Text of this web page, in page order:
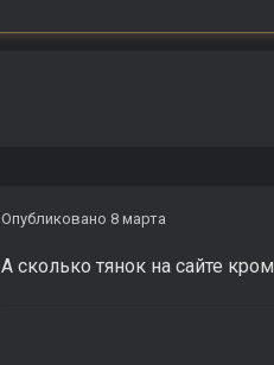
Опубликовано 8 марта
А сколько тянок на сайте